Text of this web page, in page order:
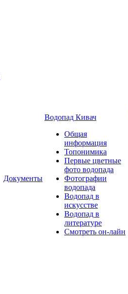
Документы
Водопад Кивач
Общая
информация
Топонимика
Первые цветные
фото водопада
Фотографии
водопада
Водопад в
искусстве
Водопад в
литературе
Смотреть он-лайн